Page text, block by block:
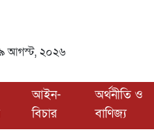
আগস্ট, ২০২৬
আইন-
বিচার
অর্থনীতি ও
বাণিজ্য